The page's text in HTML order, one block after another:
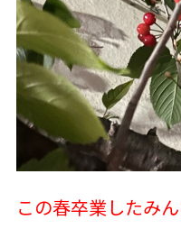
この春卒業したみ